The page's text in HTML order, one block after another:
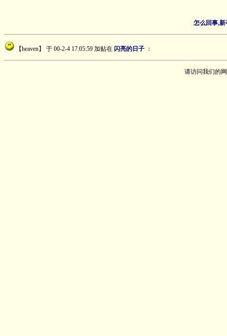
怎么回事,新
【heaven】 于 00-2-4 17:05:59 加贴在 闪亮的日子 ：
请访问我们的